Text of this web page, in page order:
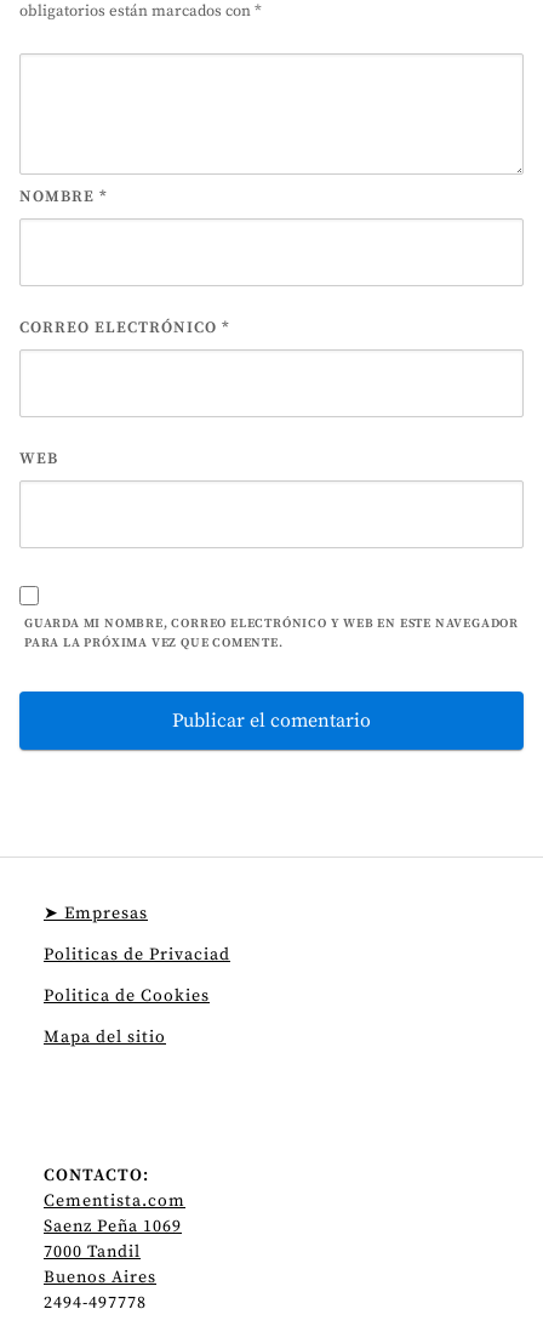
obligatorios están marcados con*
NOMBRE *
CORREO ELECTRÓNICO *
WEB
GUARDA MI NOMBRE, CORREO ELECTRÓNICO Y WEB EN ESTE NAVEGADOR
PARA LA PRÓXIMA VEZ QUE COMENTE.
➤ Empresas
Politicas de Privaciad
Politica de Cookies
Mapa del sitio
CONTACTO:
Cementista.com
Saenz Peña 1069
7000 Tandil
Buenos Aires
2494-497778